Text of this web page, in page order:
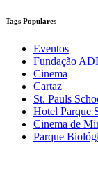
Tags Populares
Eventos
Fundação
Cinema
Cartaz
St. Pauls
Hotel Parque
Cinema de
Parque